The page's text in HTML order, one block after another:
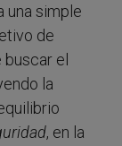
una simple
de
buscar el
la
, en la